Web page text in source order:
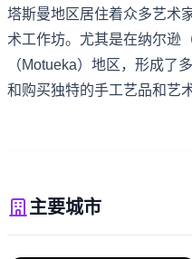
塔斯曼地区居住着众多艺术
术工作坊。尤其是在纳尔逊
（Motueka）地区，形成了
和购买独特的手工艺品和艺
主要城市